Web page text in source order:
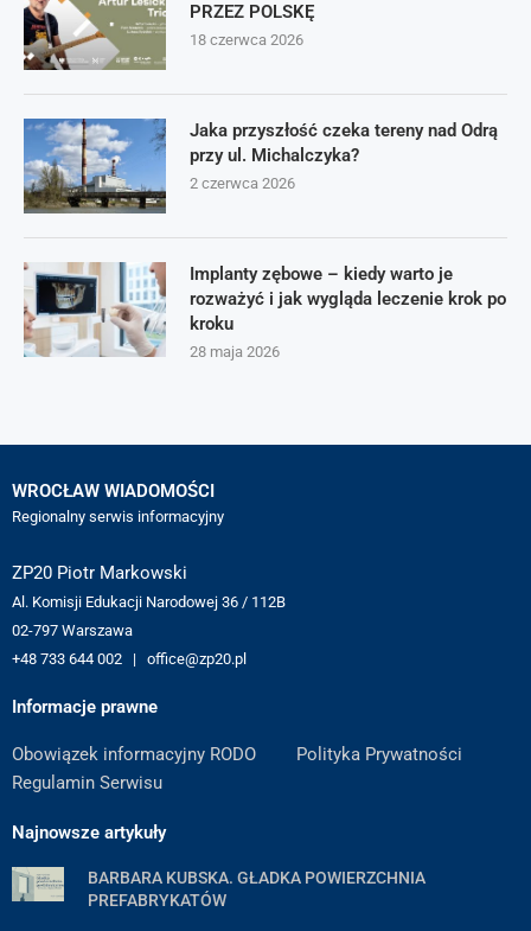
PRZEZ POLSKĘ
18 czerwca 2026
Jaka przyszłość czeka tereny nad Odrą
przy ul. Michalczyka?
2 czerwca 2026
Implanty zębowe – kiedy warto je
rozważyć i jak wygląda leczenie krok po
kroku
28 maja 2026
WROCŁAW WIADOMOŚCI
Regionalny serwis informacyjny
ZP20 Piotr Markowski
Al. Komisji Edukacji Narodowej 36 / 112B
02-797 Warszawa
+48 733 644 002 | office@zp20.pl
Informacje prawne
Obowiązek informacyjny RODO
Polityka Prywatności
Regulamin Serwisu
Najnowsze artykuły
BARBARA KUBSKA. GŁADKA POWIERZCHNIA
PREFABRYKATÓW